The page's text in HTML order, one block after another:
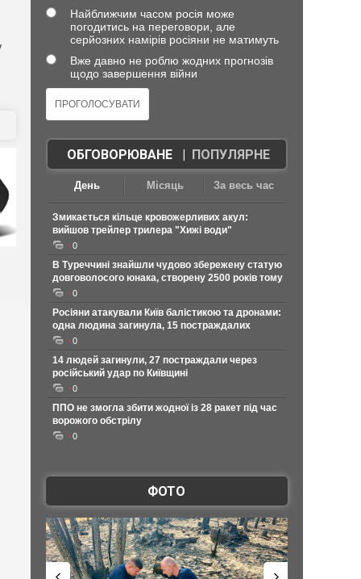
Найближчим часом росія може
погодитись на переговори, але
серйозних намірів росіяни не матимуть
Вже давно не роблю жодних прогнозів
щодо завершення війни
ОБГОВОРЮВАНЕ| ПОПУЛЯРНЕ
День Місяць За весь час
Змикається кільце кровожерливих акул:
вийшов трейлер трилера "Хижі води"
0
В Туреччині знайшли чудово збережену статую
довговолосого юнака, створену 2500 років тому
0
Росіяни атакували Київ балістикою та дронами:
одна людина загинула, 15 постраждалих
0
14 людей загинули, 27 постраждали через
російський удар по Київщині
0
ППО не змогла збити жодної із 28 ракет під час
ворожого обстрілу
0
ФОТО